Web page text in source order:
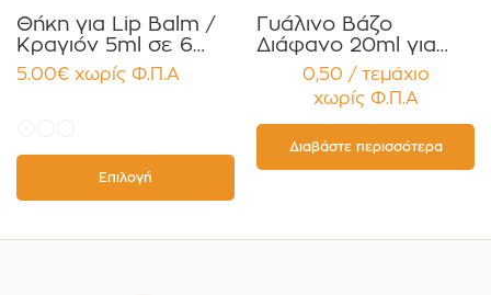
Θήκη για Lip Balm /
Κραγιόν 5ml σε 6
χρώματα Πακέτο
10τεμ.
5.00€ χωρίς Φ.Π.Α
Επιλογή
Γυάλινο Βάζο
Διάφανο 20ml για
Κρέμες και
Κηραλοιφές με
Μαύρο Γυαλιστερό
Καπάκι Παρέμβυσμα
Συσκευασία 12
τεμαχίων
0,50 / τεμάχιο
χωρίς Φ.Π.Α
Διαβάστε περισσότερα